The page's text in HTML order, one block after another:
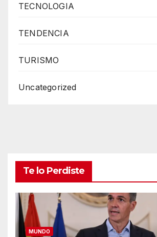
TECNOLOGIA
TENDENCIA
TURISMO
Uncategorized
Te lo Perdiste
MUNDO